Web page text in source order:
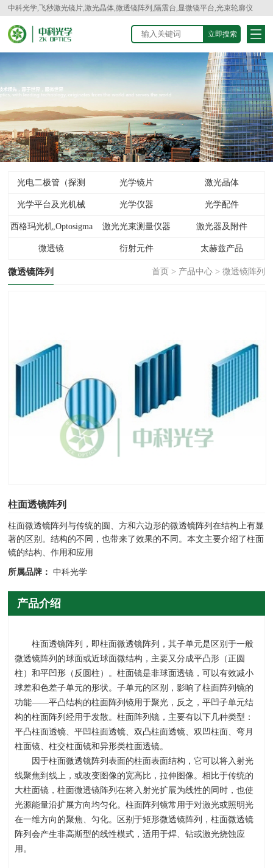
中科光学,飞秒激光镜片,激光晶体,微透镜阵列,隔震台,显微镜平台,光束轮廓仪
光电二极管（探测
器）
光学镜片 激光晶体
光学平台及光机械 光学仪器 光学配件
西格玛光机,Optosigma 激光光束测量仪器 激光器及附件
微透镜 衍射元件 太赫兹产品
微透镜阵列 首页 > 产品中心> 微透镜阵列
柱面透镜阵列
柱面微透镜阵列与传统的圆、方和六边形的微透镜阵列在结构上有显
著的区别。结构的不同，也带来了效果的不同。本文主要介绍了柱面
镜的结构、作用和应用
所属品牌： 中科光学
产品介绍
柱面透镜阵列，即柱面微透镜阵列，其子单元是区别于一般
微透镜阵列的球面或近球面微结构，主要又分成平凸形（正圆
柱）和平凹形（反圆柱）。柱面镜是非球面透镜，可以有效减小
球差和色差子单元的形状。子单元的区别，影响了柱面阵列镜的
功能——平凸结构的柱面阵列镜用于聚光，反之，平凹子单元结
构的柱面阵列经用于发散。柱面阵列镜，主要有以下几种类型：
平凸柱面透镜、平凹柱面透镜、双凸柱面透镜、双凹柱面、弯月
柱面镜、柱交柱面镜和异形类柱面透镜。
因于柱面微透镜阵列表面的柱面表面结构，它可以将入射光
线聚焦到线上，或改变图像的宽高比，拉伸图像。相比于传统的
大柱面镜，柱面微透镜阵列在将入射光扩展为线性的同时，也使
光源能量沿扩展方向均匀化。柱面阵列镜常用于对激光或照明光
在一维方向的聚焦、匀化。区别于矩形微透镜阵列，柱面微透镜
阵列会产生非高斯型的线性模式，适用于焊、钻或激光烧蚀应
用。